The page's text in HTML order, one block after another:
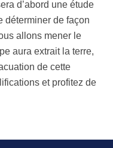
d’abord une étude
déterminer de façon
allons mener le
aura extrait la terre,
de cette
et profitez de